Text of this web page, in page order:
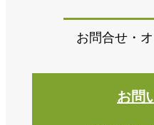
お問合せ・
お問